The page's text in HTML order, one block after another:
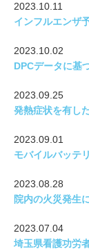
2023.10.11
インフルエンザ
2023.10.02
DPCデータに基
2023.09.25
発熱症状を有し
2023.09.01
モバイルバッテ
2023.08.28
院内の火災発生
2023.07.04
埼玉県看護功労